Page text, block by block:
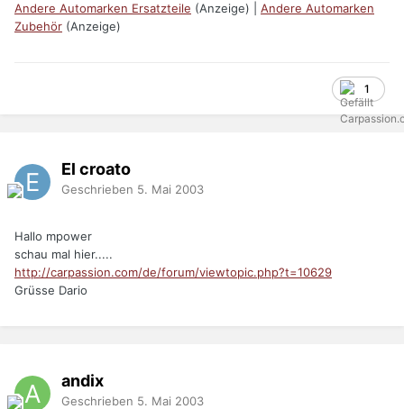
Andere Automarken Ersatzteile (Anzeige) | Andere Automarken
Zubehör (Anzeige)
1
El croato
Geschrieben 5. Mai 2003
Hallo mpower
schau mal hier.....
http://carpassion.com/de/forum/viewtopic.php?t=10629
Grüsse Dario
andix
Geschrieben 5. Mai 2003